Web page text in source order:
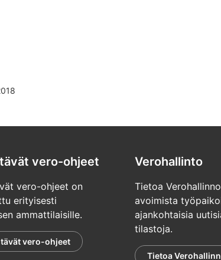
vero-ohjeet
vero-ohjeet on
erityisesti
ammattilaisille.
vero-ohjeet
Verohallinto
Tietoa
avoimista
ajankohtaisia
tilastoja.
Tietoa